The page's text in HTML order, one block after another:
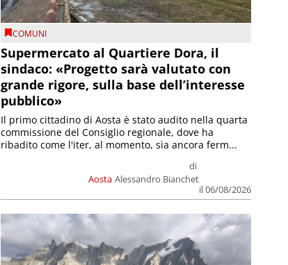
COMUNI
Supermercato al Quartiere Dora, il
sindaco: «Progetto sarà valutato con
grande rigore, sulla base dell’interesse
pubblico»
Aosta
di
Alessandro Bianchet
il 06/08/2026
Il primo cittadino di Aosta è stato audito nella quarta
commissione del Consiglio regionale, dove ha
ribadito come l'iter, al momento, sia ancora ferm...